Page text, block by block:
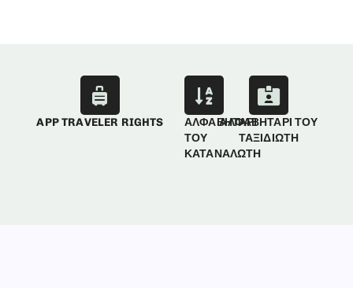
APP TRAVELER RIGHTS
ΑΛΦΑΒΗΤΑΡΙ
ΤΟΥ
ΚΑΤΑΝΑΛΩΤΗ
ΑΛΦΑΒΗΤΑΡΙ ΤΟΥ
ΤΑΞΙΔΙΩΤΗ